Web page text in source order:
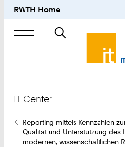
RWTH Home
Search
IT Center
You
Are
Here:
Reporting mittels Kennzahlen
Qualität und Unterstützung des
modernen, wissenschaftlichen